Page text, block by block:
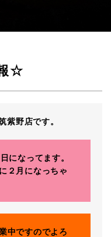
☆
紫野店です。
になってます。
２月になっちゃ
中ですのでよろ